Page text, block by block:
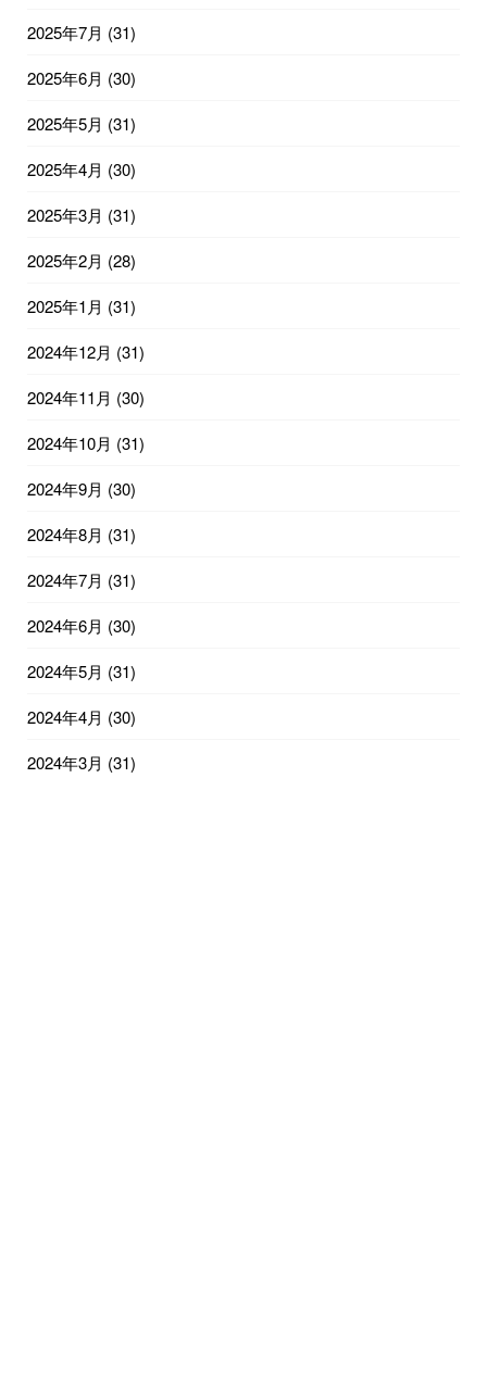
2025年7月 (31)
2025年6月 (30)
2025年5月 (31)
2025年4月 (30)
2025年3月 (31)
2025年2月 (28)
2025年1月 (31)
2024年12月 (31)
2024年11月 (30)
2024年10月 (31)
2024年9月 (30)
2024年8月 (31)
2024年7月 (31)
2024年6月 (30)
2024年5月 (31)
2024年4月 (30)
2024年3月 (31)